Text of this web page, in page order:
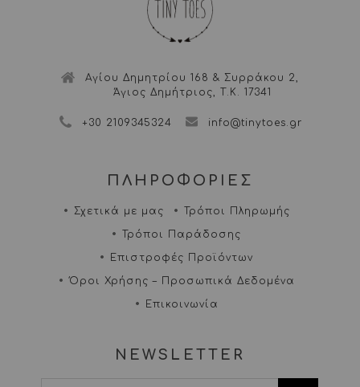
Αγίου Δημητρίου 168 & Συρράκου 2,
Άγιος Δημήτριος, Τ.Κ. 17341
+30 2109345324 info@tinytoes.gr
ΠΛΗΡΟΦΟΡΙΕΣ
Σχετικά με μας Τρόποι Πληρωμής
Τρόποι Παράδοσης
Επιστροφές Προϊόντων
Όροι Χρήσης – Προσωπικά Δεδομένα
Επικοινωνία
NEWSLETTER